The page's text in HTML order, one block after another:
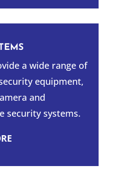
a wide range of
equipment,
and
security systems.